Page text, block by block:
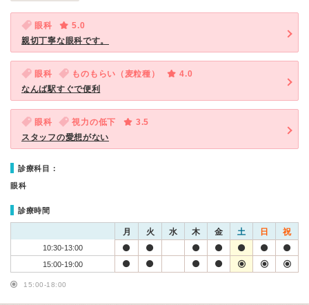
眼科
5.0
親切丁寧な眼科です。
眼科 ものもらい（麦粒種）
4.0
なんば駅すぐで便利
眼科 視力の低下
3.5
スタッフの愛想がない
診療科目：
眼科
診療時間
月 火 水 木 金 土 日 祝
10:30-13:00
15:00-19:00
15:00-18:00